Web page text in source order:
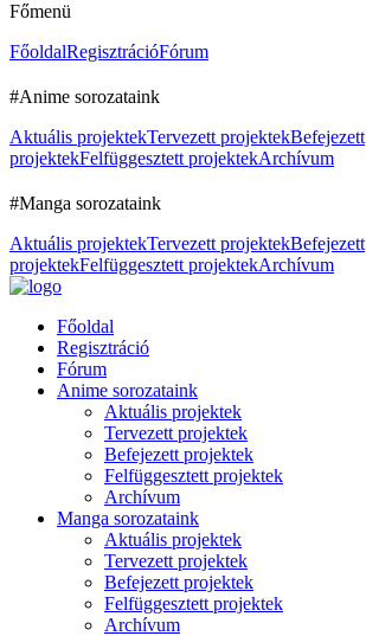
Főmenü
FőoldalRegisztrációFórum
#Anime sorozataink
Aktuális projektekTervezett projektekBefejezett
projektekFelfüggesztett projektekArchívum
#Manga sorozataink
Aktuális projektekTervezett projektekBefejezett
projektekFelfüggesztett projektekArchívum
Főoldal
Regisztráció
Fórum
Anime sorozataink
Aktuális projektek
Tervezett projektek
Befejezett projektek
Felfüggesztett projektek
Archívum
Manga sorozataink
Aktuális projektek
Tervezett projektek
Befejezett projektek
Felfüggesztett projektek
Archívum